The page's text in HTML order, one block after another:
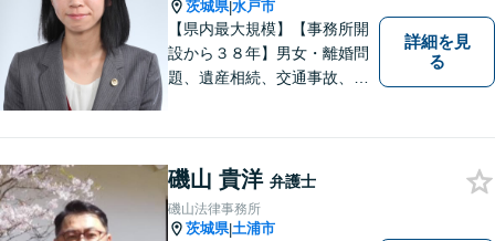
茨城県|水戸市
【県内最大規模】【事務所開
設から３８年】男女・離婚問
題、遺産相続、交通事故、労
りごとがあればお気軽にご相
談ください！お一人おひとり
に誠実に向き合います。
詳細を見
る
磯山 貴洋 弁護士
磯山法律事務所
茨城県|土浦市